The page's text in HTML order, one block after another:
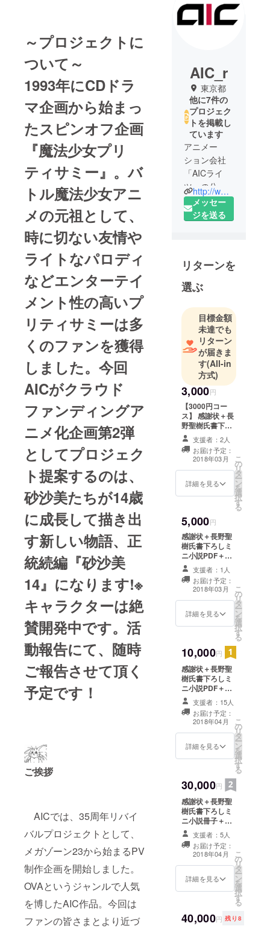
～プロジェクトに
ついて～
1993年にCDドラ
マ企画から始まっ
たスピンオフ企画
『魔法少女プリ
ティサミー』。バ
トル魔法少女アニ
メの元祖として、
時に切ない友情や
ライトなパロディ
などエンターテイ
メント性の高いプ
リティサミーは多
くのファンを獲得
しました。今回
AICがクラウド
ファンディングア
ニメ化企画第2弾
としてプロジェク
ト提案するのは、
砂沙美たちが14歳
に成長して描き出
す新しい物語、正
統続編『砂沙美
14』になります!※
キャラクターは絶
賛開発中です。活
動報告にて、随時
ご報告させて頂く
予定です！
ご挨拶
AICでは、35周年リバイ
バルプロジェクトとして、
メガゾーン23から始まるPV
制作企画を開始しました。
OVAというジャンルで人気
を博したAIC作品。今回は
ファンの皆さまとより近づ
AIC_r
東京都
他に7件の
プロジェク
トを掲載し
ています
アニメー
ション会社
「AICライ
ツ」の公式
アカウント
です。
などを中心
に活動して
おります。
どうぞ宜し
くお願い致
します。
①クラウド
ファンディ
ングについ
て、みなさ
まにお詫び
とご報告を
いたしまし
た。
②ＨＰを更
た。ご覧下
③大運動会
ReStart!!が
放映中で
す。よろし
くお願い申
し上げま
http://www.aic-r.com/
メッセー
ジを送る
リターンを
選ぶ
目標金額
未達でも
リターン
が届きま
す(All-in
方式)
3,000円
【3000円コー
ス】 感謝状＋長
野聖樹氏書下ろ
しミニ小説PDF
＋動画360Ｐ ※ミ
ニ小説はPDF
で、動画はAVIに
て、メールにて
お送りさせて頂
来ないようにな
らないように気
を付けてくださ
い。
支援者：2人
お届け予定：
2018年03月
詳細を見る
こ
の
リ
タ
ー
ン
を
選
択
す
る
5,000円
感謝状＋長野聖
樹氏書下ろしミ
ニ小説PDF＋動
画360Ｐ+クリア
ファイル ※ミニ
小説はPDFで、
動画はAVIにて、
メールにてお送
りさせて頂く予
いようにならな
いように気を付
けてください。
支援者：1人
お届け予定：
2018年03月
詳細を見る
こ
の
リ
タ
ー
ン
を
選
択
す
る
10,000円
感謝状＋長野聖
樹氏書下ろしミ
ニ小説PDF＋本
編映像DVD+限
定Tシャツ+クリ
アファイル ※ミ
ニ小説はPDF
で、メールにて
お送りさせて頂
来ないようにな
らないように気
を付けてくださ
い。
支援者：15人
お届け予定：
2018年04月
詳細を見る
こ
の
リ
タ
ー
ン
を
選
択
す
る
30,000円
感謝状＋長野聖
樹氏書下ろしミ
ニ小説冊子＋本
編映像DVD+ク
リアファイル+限
定Tシャツ+設定
資料小冊子+PV
へのクレジット
表記(小)+上映会
支援者：5人
お届け予定：
2018年04月
詳細を見る
こ
の
リ
タ
ー
ン
を
選
択
す
る
40,000円 残り8